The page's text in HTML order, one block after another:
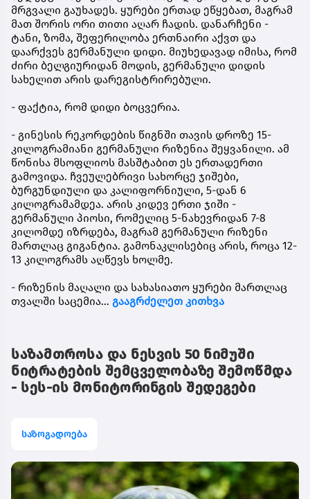
მრგვალი გაუხადეს. ყურები ერთად ეწყებათ, მაგრამ
მათ შორის ორი თითი აღარ ჩადის. დანარჩენი -
ტანი, ზომა, შეფერილობა ერთნაირი აქვთ და
დაარქვეს გერმანული დიდი. მიუხედავად იმისა, რომ
ძირი ბელგიურიდან მოდის, გერმანული დიდის
სახელით არის დარეგისტრირებული.
- ფაქტია, რომ დიდი ბოცვერია.
- გინესის რეკორდების წიგნში თავის დროზე 15-
კილოგრამიანი გერმანული რიზენია შეყვანილი. ამ
წონისა მსოფლიოს მასშტაბით ეს ერთადერთი
გამოვიდა. ჩვეულებრივი სახორცე ჯიშები,
ბურგუნდიული და კალიფორნიული, 5-დან 6
კილოგრამამდეა. არის კიდევ ერთი ჯიში -
გერმანული პიოსი, რომელიც 5-ნახევრიდან 7-8
კილომდე იზრდება, მაგრამ გერმანული რიზენი
მართლაც გიგანტია. გამონაკლისებიც არის, როცა 12-
13 კილოგრამს აღწევს ხოლმე.
- რიზენის მაღალი და სახასიათო ყურები მართლაც
თვალში საცემია... გააგრძელეთ კითხვა
საზამთროსა და ნესვის 50 ნიმუში
ნიტრატების შემცველობაზე შემოწმდა
- სეს-ის მონიტორინგის შედეგები
საზოგადოება